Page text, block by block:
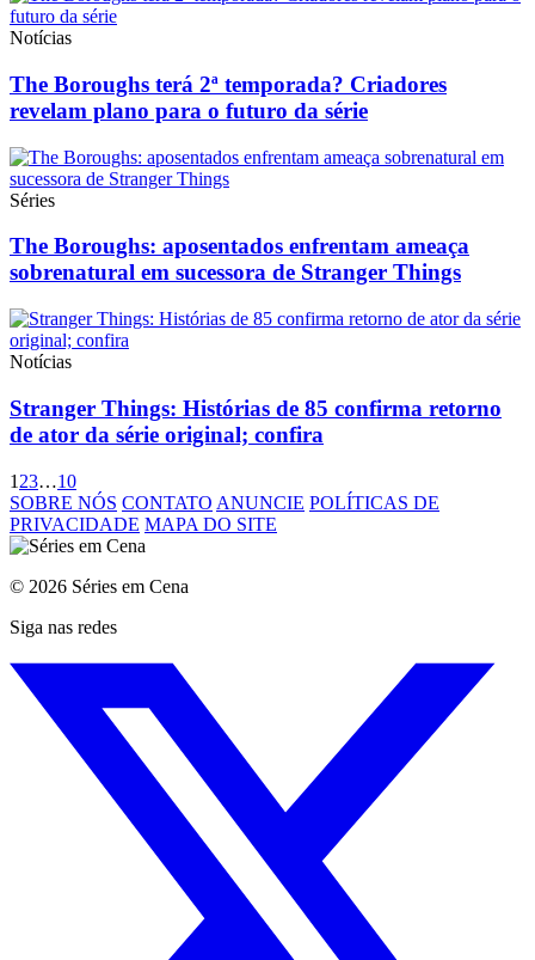
Notícias
The Boroughs terá 2ª temporada? Criadores
revelam plano para o futuro da série
Séries
The Boroughs: aposentados enfrentam ameaça
sobrenatural em sucessora de Stranger Things
Notícias
Stranger Things: Histórias de 85 confirma retorno
de ator da série original; confira
1 23…10
SOBRE NÓS CONTATO ANUNCIE POLÍTICAS DE
PRIVACIDADE MAPA DO SITE
© 2026 Séries em Cena
Siga nas redes